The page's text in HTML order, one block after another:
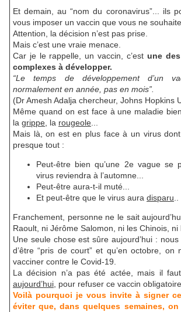
Et demain, au “nom du coronavirus”... ils
vous imposer un vaccin que vous ne
Attention, la décision n’est pas prise.
Mais c’est une vraie menace.
Car je le rappelle, un vaccin, c’est une
complexes à développer.
“Le temps de développement d’un
normalement en année, pas en mois”.
(Dr Amesh Adalja chercheur, Johns Hopkins
Même quand on est face à une maladie
la grippe, la rougeole...
Mais là, on est en plus face à un virus
presque tout :
Peut-être bien qu’une 2e vague se
virus reviendra à l’automne...
Peut-être aura-t-il muté...
Et peut-être que le virus aura disparu..
Franchement, personne ne le sait
Raoult, ni Jérôme Salomon, ni les Chinois, ni
Une seule chose est sûre aujourd’hui : nous
d’être “pris de court” et qu’en octobre, on
vacciner contre le Covid-19.
La décision n’a pas été actée, mais il
aujourd’hui, pour refuser ce vaccin
Voilà pourquoi je vous invite à signer
éviter que, dans quelques semaines,